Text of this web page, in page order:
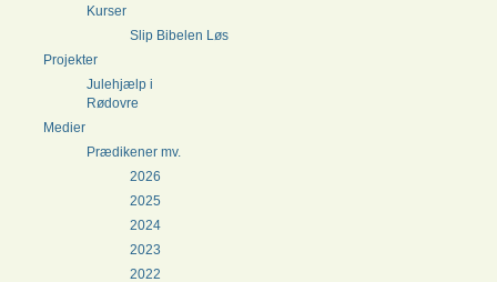
Kurser
Slip Bibelen Løs
Projekter
Julehjælp i
Rødovre
Medier
Prædikener mv.
2026
2025
2024
2023
2022